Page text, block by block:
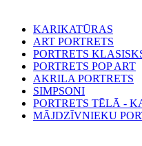
KARIKATŪRAS
ART PORTRETS
PORTRETS
PORTRETS POP ART
AKRILA PORTRETS
SIMPSONI
PORTRETS TĒLĀ -
MĀJDZĪVNIEKU